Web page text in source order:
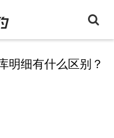
明细有什么区别？